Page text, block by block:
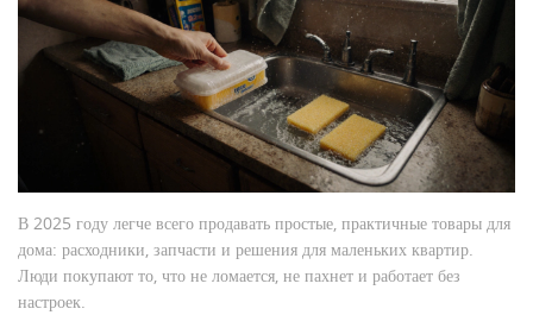
В 2025 году легче всего продавать простые, практичные товары для
дома: расходники, запчасти и решения для маленьких квартир.
Люди покупают то, что не ломается, не пахнет и работает без
настроек.